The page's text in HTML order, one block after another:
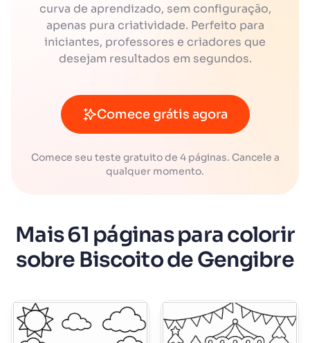
curva de aprendizado, sem configuração,
apenas pura criatividade. Perfeito para
iniciantes, professores e criadores que
desejam resultados em segundos.
Comece grátis agora
Comece seu teste gratuito de 4 páginas. Cancele a
qualquer momento.
Mais 61 páginas para colorir
sobre Biscoito de Gengibre